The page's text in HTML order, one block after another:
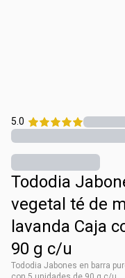
5.0
Tododia
vegetal té de
lavanda Caja
90 g c/u
Tododia Jabones en barra